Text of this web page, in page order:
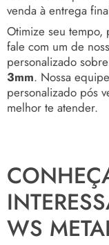
venda à entrega
Otimize seu tempo,
fale com um de
personalizado sobre
3mm. Nossa
personalizado pós
melhor te atender.
WS